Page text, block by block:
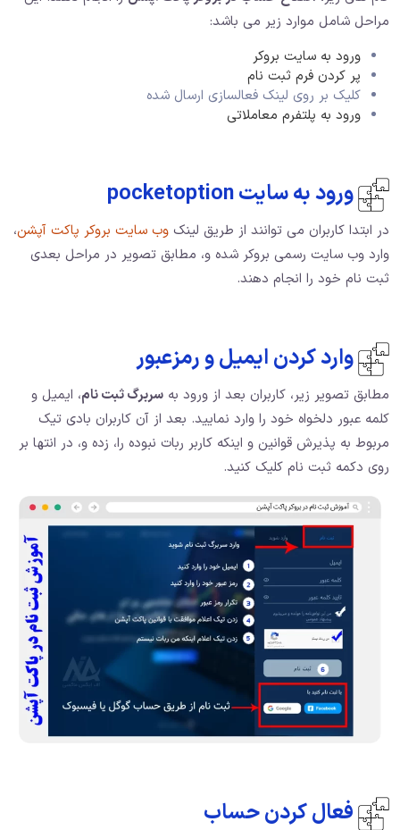
مراحل شامل موارد زیر می باشد:
ورود به سایت بروکر
پر کردن فرم ثبت نام
کلیک بر روی لینک فعالسازی ارسال شده
ورود به پلتفرم معاملاتی
ورود به سایت pocketoption
در ابتدا کاربران می توانند از طریق لینک وب سایت بروکر پاکت آپشن،
وارد وب سایت رسمی بروکر شده و، مطابق تصویر در مراحل بعدی
ثبت نام خود را انجام دهند.
وارد کردن ایمیل و رمزعبور
مطابق تصویر زیر، کاربران بعد از ورود به سربرگ ثبت نام، ایمیل و
کلمه عبور دلخواه خود را وارد نمایید. بعد از آن کاربران بادی تیک
مربوط به پذیرش قوانین و اینکه کاربر ربات نبوده را، زده و، در انتها بر
روی دکمه ثبت نام کلیک کنید.
فعال کردن حساب